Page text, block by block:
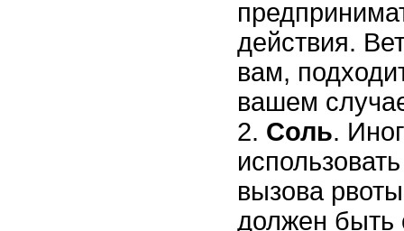
действия.
вам,
вашем
Соль.
вызова
должен